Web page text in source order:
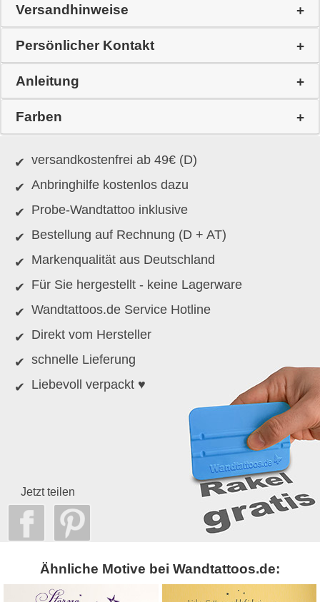
Versandhinweise
Persönlicher Kontakt
Anleitung
Farben
versandkostenfrei ab 49€ (D)
Anbringhilfe kostenlos dazu
Probe-Wandtattoo inklusive
Bestellung auf Rechnung (D + AT)
Markenqualität aus Deutschland
Für Sie hergestellt - keine Lagerware
Wandtattoos.de Service Hotline
Direkt vom Hersteller
schnelle Lieferung
Liebevoll verpackt ♥
Jetzt teilen
Ähnliche Motive bei Wandtattoos.de: